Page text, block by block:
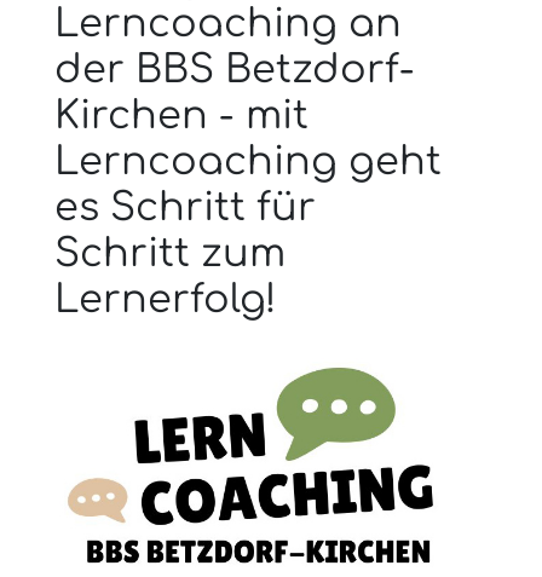
Lerncoaching an
der BBS Betzdorf-
Kirchen - mit
Lerncoaching geht
es Schritt für
Schritt zum
Lernerfolg!